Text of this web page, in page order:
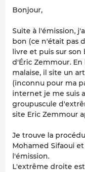
Bonjour,
Suite à l'émission,
bon (ce n'était pas
livre et puis sur
d'Éric Zemmour.
malaise, il site un
(inconnu pour ma
internet je me suis
groupuscule
site Eric Zemmour
Je trouve la
Mohamed Sifaoui
l'émission.
L'extrême droite